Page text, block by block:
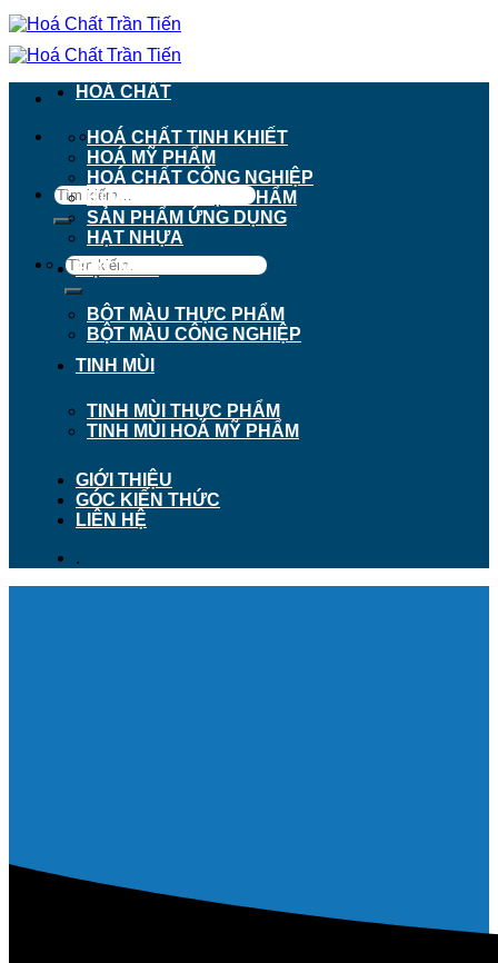
Chuyển
đến
nội
911 - 913 Nguyễn Trãi, Phường Chợ Lớn, TP.
Hồ Chí Minh
Tìm
kiếm:
Tìm
kiếm:
HOÁ CHẤT
HOÁ CHẤT TINH KHIẾT
HOÁ MỸ PHẨM
HOÁ CHẤT CÔNG NGHIỆP
HOÁ CHẤT THỰC PHẨM
SẢN PHẨM ỨNG DỤNG
HẠT NHỰA
BỘT MÀU
BỘT MÀU THỰC PHẨM
BỘT MÀU CÔNG NGHIỆP
TINH MÙI
TINH MÙI THỰC PHẨM
TINH MÙI HOÁ MỸ PHẨM
GIỚI THIỆU
GÓC KIẾN THỨC
LIÊN HỆ
.